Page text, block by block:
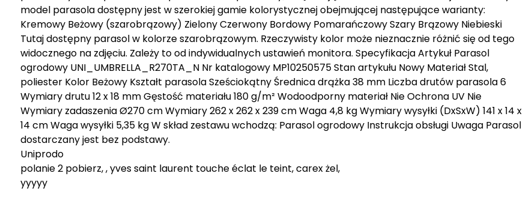
model parasola dostępny jest w szerokiej gamie kolorystycznej obejmującej następujące warianty:
Kremowy Beżowy (szarobrązowy) Zielony Czerwony Bordowy Pomarańczowy Szary Brązowy Niebieski
Tutaj dostępny parasol w kolorze szarobrązowym. Rzeczywisty kolor może nieznacznie różnić się od tego
widocznego na zdjęciu. Zależy to od indywidualnych ustawień monitora. Specyfikacja Artykuł Parasol
ogrodowy UNI_UMBRELLA_R270TA_N Nr katalogowy MP10250575 Stan artykułu Nowy Materiał Stal,
poliester Kolor Beżowy Kształt parasola Sześciokątny Średnica drążka 38 mm Liczba drutów parasola 6
Wymiary drutu 12 x 18 mm Gęstość materiału 180 g/m² Wodoodporny materiał Nie Ochrona UV Nie
Wymiary zadaszenia Ø270 cm Wymiary 262 x 262 x 239 cm Waga 4,8 kg Wymiary wysyłki (DxSxW) 141 x 14 x
14 cm Waga wysyłki 5,35 kg W skład zestawu wchodzą: Parasol ogrodowy Instrukcja obsługi Uwaga Parasol
dostarczany jest bez podstawy.
Uniprodo
polanie 2 pobierz, , yves saint laurent touche éclat le teint, carex żel,
yyyyy